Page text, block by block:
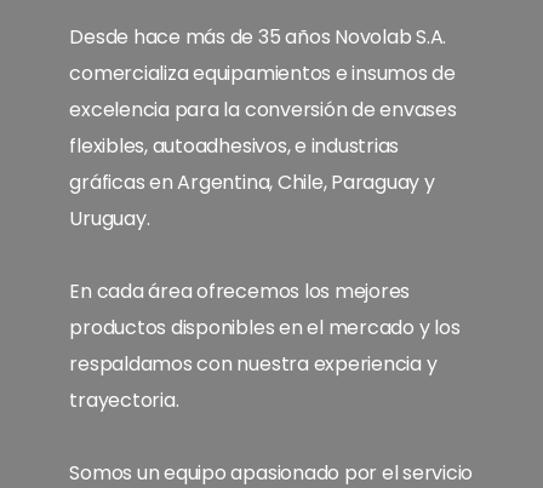
Desde hace más de 35 años Novolab S.A.
comercializa equipamientos e insumos de
excelencia para la conversión de envases
flexibles, autoadhesivos, e industrias
gráficas en Argentina, Chile, Paraguay y
Uruguay.
En cada área ofrecemos los mejores
productos disponibles en el mercado y los
respaldamos con nuestra experiencia y
trayectoria.
Somos un equipo apasionado por el servicio